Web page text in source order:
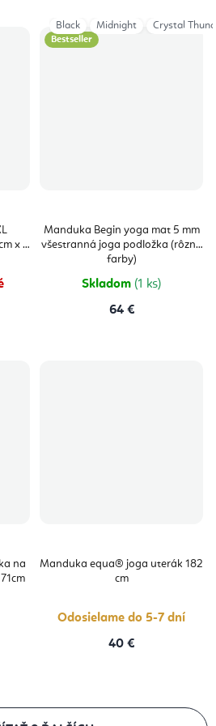
x 6
Bestseller
Manduka Begin yoga mat 5 mm
všestranná joga podložka (rôzne
farby)
Skladom (1 ks)
64 €
Black Midnight Crystal
na
Manduka equa® joga uterák 182
cm
Odosielame do 5-7 dní
40 €